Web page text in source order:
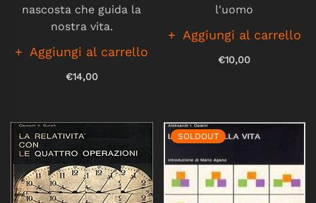
nascosta che guida la
nostra vita.
Aggiungi al carrello
€14,00
l'uomo
Aggiungi al carrello
€10,00
SOLDOUT